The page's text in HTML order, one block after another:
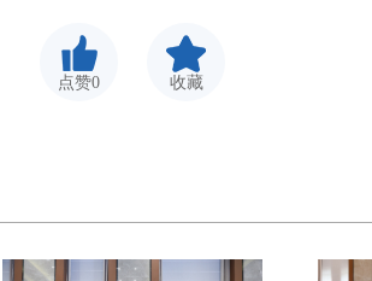
点赞0 收藏